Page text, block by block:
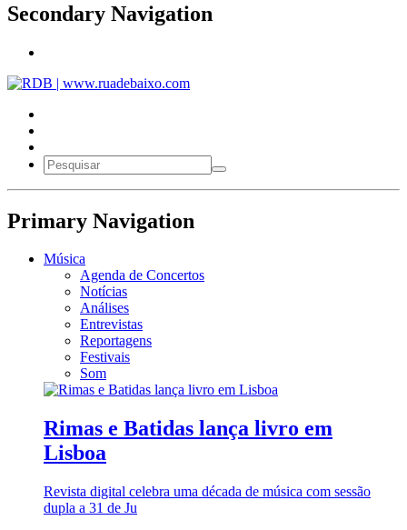
Secondary Navigation
Primary Navigation
Música
Agenda de Concertos
Notícias
Análises
Entrevistas
Reportagens
Festivais
Som
Rimas e Batidas lança livro em
Lisboa
Revista digital celebra uma década de música com sessão
dupla a 31 de Ju